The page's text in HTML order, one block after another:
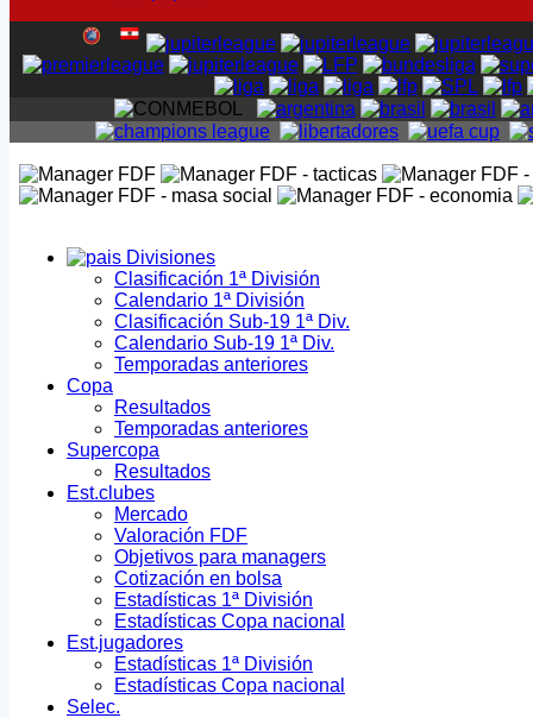
Divisiones
Clasificación 1ª División
Calendario 1ª División
Clasificación Sub-19 1ª Div.
Calendario Sub-19 1ª Div.
Temporadas anteriores
Copa
Resultados
Temporadas anteriores
Supercopa
Resultados
Est.clubes
Mercado
Valoración FDF
Objetivos para managers
Cotización en bolsa
Estadísticas 1ª División
Estadísticas Copa nacional
Est.jugadores
Estadísticas 1ª División
Estadísticas Copa nacional
Selec.